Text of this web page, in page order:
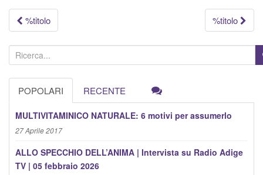
Navigazione
articolo
%titolo %titolo
e
r
POPOLARI RECENTE
MULTIVITAMINICO NATURALE: 6 motivi per assumerlo
27 Aprile 2017
ALLO SPECCHIO DELL’ANIMA | Intervista su Radio Adige
TV | 05 febbraio 2026